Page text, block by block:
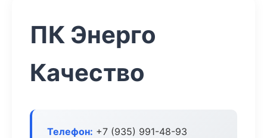
ПК Энерго
Качество
Телефон: +7 (935) 991-48-93